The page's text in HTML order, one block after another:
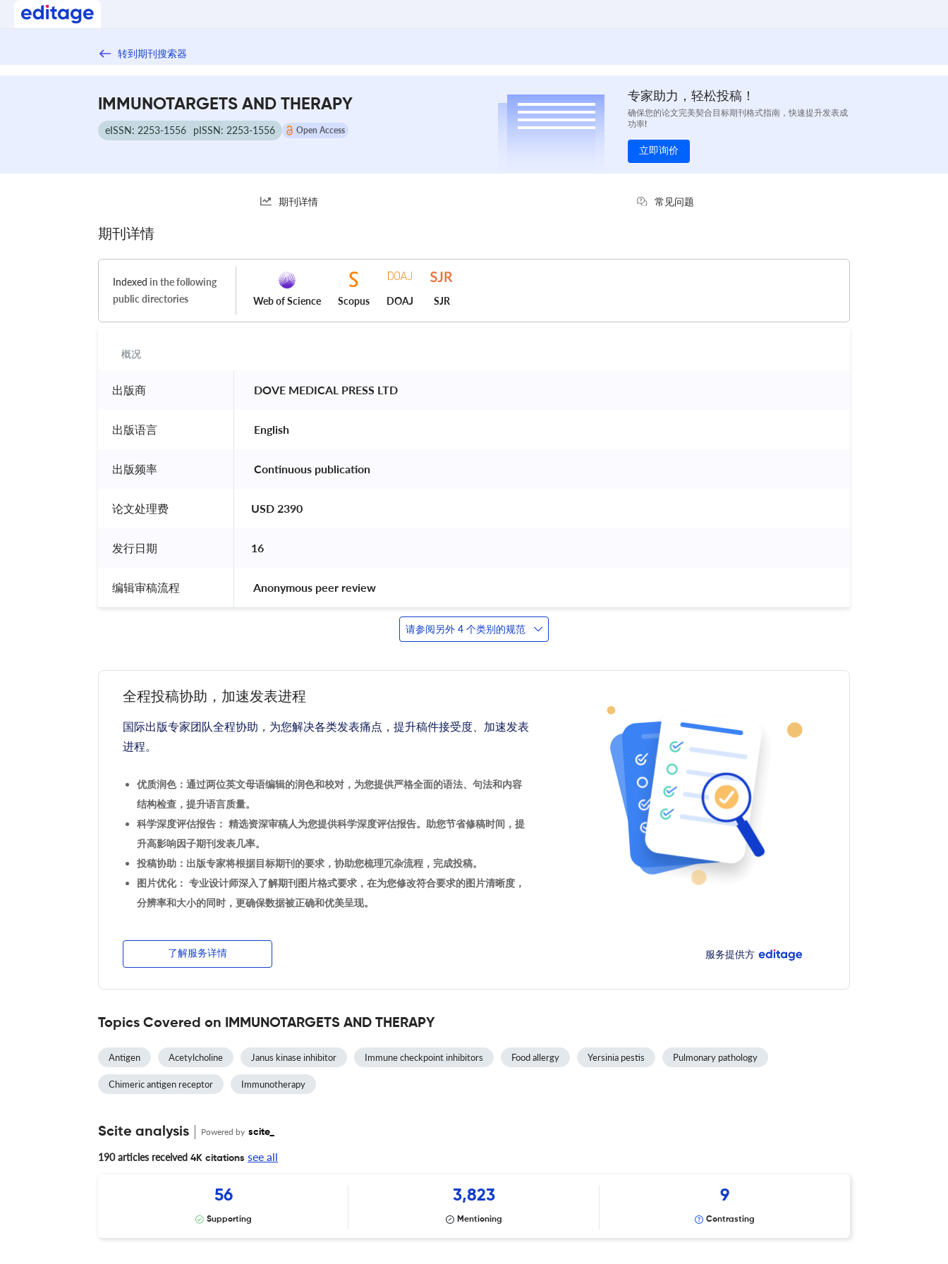
转到期刊搜索器
IMMUNOTARGETS AND THERAPY
eISSN: 2253-1556 pISSN: 2253-1556 Open Access
专家助力，轻松投稿！
确保您的论文完美契合目标期刊格式指南，快速提升发表成
功率!
立即询价
期刊详情 常见问题
期刊详情
Indexed in the following
public directories
Web of Science Scopus DOAJ SJR
概况
出版商 DOVE MEDICAL PRESS LTD
出版语言 English
出版频率 Continuous publication
论文处理费 USD 2390
发行日期 16
编辑审稿流程 Anonymous peer review
请参阅另外 4 个类别的规范
全程投稿协助，加速发表进程
国际出版专家团队全程协助，为您解决各类发表痛点，提升稿件接受度、加速发表
进程。
优质润色：通过两位英文母语编辑的润色和校对，为您提供严格全面的语法、句法和内容
结构检查，提升语言质量。
科学深度评估报告： 精选资深审稿人为您提供科学深度评估报告。助您节省修稿时间，提
升高影响因子期刊发表几率。
投稿协助：出版专家将根据目标期刊的要求，协助您梳理冗杂流程，完成投稿。
图片优化： 专业设计师深入了解期刊图片格式要求，在为您修改符合要求的图片清晰度，
分辨率和大小的同时，更确保数据被正确和优美呈现。
了解服务详情 服务提供方
Topics Covered on IMMUNOTARGETS AND THERAPY
Antigen Acetylcholine Janus kinase inhibitor Immune checkpoint inhibitors Food allergy Yersinia pestis Pulmonary pathology
Chimeric antigen receptor Immunotherapy
Scite analysis Powered by scite_
190 articles received 4K citations see all
56
Supporting
3,823
Mentioning
9
Contrasting